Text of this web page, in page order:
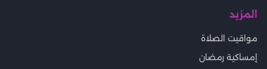
المزيد
مواقيت الصلاة
إمساكية رمضان